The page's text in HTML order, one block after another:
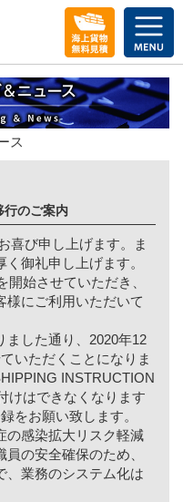
メ
ニ
ュ
ー
を
開
く
ス
⾏のご案内
喜び申し上げます。ま
御礼申し上げます。
始させていただき、
様にご利⽤いただいて
ました通り、2020年12
いただくことになりま
INSTRUCTION
けはできなくなります
をお願い致します。
の感染拡⼤リスク軽減
の安全確保のため、
、業務のシステム化は